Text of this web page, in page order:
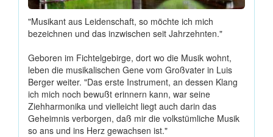
"Musikant aus Leidenschaft, so möchte ich mich
bezeichnen und das inzwischen seit Jahrzehnten."
Geboren im Fichtelgebirge, dort wo die Musik wohnt,
leben die musikalischen Gene vom Großvater in Luis
Berger weiter. "Das erste Instrument, an dessen Klang
ich mich noch bewußt erinnern kann, war seine
Ziehharmonika und vielleicht liegt auch darin das
Geheimnis verborgen, daß mir die volkstümliche Musik
so ans und ins Herz gewachsen ist."